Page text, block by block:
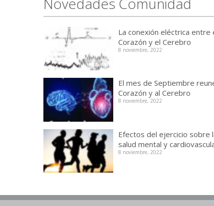
La conexión eléctrica entre
Corazón y el Cerebro
8 noviembre, 2022
El mes de Septiembre
Corazón y al Cerebro
8 noviembre, 2022
Efectos del ejercicio sobre
salud mental y
8 noviembre, 2022